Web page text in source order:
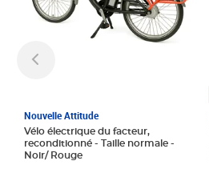
Nouvelle Attitude
Vélo électrique du facteur,
reconditionné - Taille normale -
Noir/ Rouge